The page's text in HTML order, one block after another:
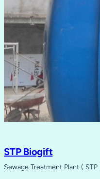
STP Biogift
Sewage Treatment Plant (